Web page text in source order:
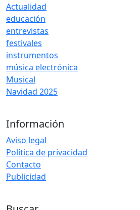
Actualidad
educación
entrevistas
festivales
instrumentos
música electrónica
Musical
Navidad 2025
Información
Aviso legal
Política de privacidad
Contacto
Publicidad